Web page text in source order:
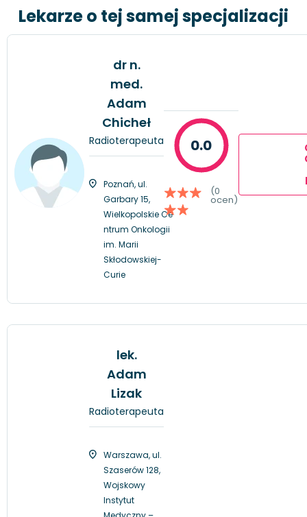
Lekarze o tej samej specjalizacji
dr n.
med.
Adam
Chicheł
Radioterapeuta
Poznań, ul.
Garbary 15,
Wielkopolskie Ce
ntrum Onkologii
im. Marii
Skłodowskiej-
Curie
0.0
(0
ocen)
lek.
Adam
Lizak
Radioterapeuta
Warszawa, ul.
Szaserów 128,
Wojskowy
Instytut